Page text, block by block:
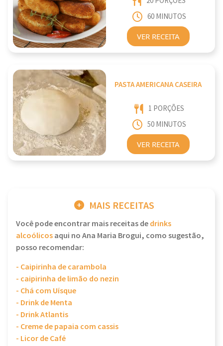
60 MINUTOS
VER RECEITA
PASTA AMERICANA CASEIRA
1 PORÇÕES
50 MINUTOS
VER RECEITA
MAIS RECEITAS
Você pode encontrar mais receitas dedrinks
alcoólicosaqui no Ana Maria Brogui, como sugestão,
posso recomendar:
- Caipirinha de carambola
- caipirinha de limão do nezin
- Chá com Uísque
- Drink de Menta
- Drink Atlantis
- Creme de papaia com cassis
- Licor de Café